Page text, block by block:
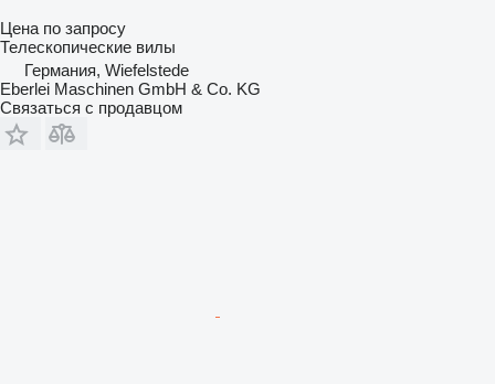
Цена по запросу
Телескопические вилы
Германия, Wiefelstede
Eberlei Maschinen GmbH & Co. KG
Связаться с продавцом